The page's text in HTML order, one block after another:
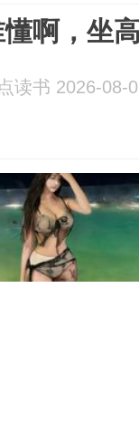
啊，坐
读书 2026-08-